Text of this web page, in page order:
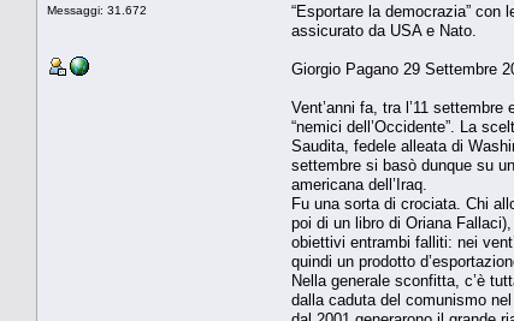
Messaggi: 31.672
“Esportare la democrazia” con
assicurato da USA e Nato.
Giorgio Pagano 29 Settembre
Vent’anni fa, tra l’11
“nemici dell’Occidente”. La
Saudita, fedele alleata di
settembre si basò dunque su
americana dell’Iraq.
Fu una sorta di crociata. Chi
poi di un libro di Oriana
obiettivi entrambi falliti: nei
quindi un prodotto
Nella generale sconfitta, c’è
dalla caduta del comunismo